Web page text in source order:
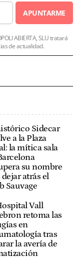
APUNTARME
ABIERTA, SLU tratará
de actualidad.
Sidecar
a la Plaza
la mítica sala
su nombre
atrás el
Sauvage
Vall
retoma las
en
tras
la avería de